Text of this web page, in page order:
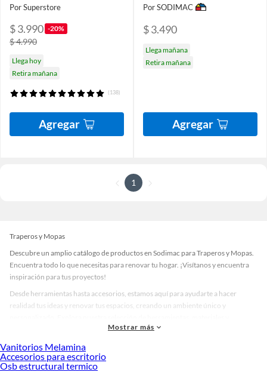
Por Superstore
$ 3.990 -20%
$ 4.990
Llega hoy
Retira mañana
(138)
Agregar
Por SODIMAC
$ 3.490
Llega mañana
Retira mañana
Agregar
1
Traperos y Mopas
Descubre un amplio catálogo de productos en Sodimac para Traperos y Mopas.
Encuentra todo lo que necesitas para renovar tu hogar. ¡Visítanos y encuentra
inspiración para tus proyectos!
Desde herramientas hasta accesorios, estamos aquí para ayudarte a hacer
realidad tus ideas y renovar tus espacios, creando un ambiente único y
accesorios de calidad que te ayudarán a crear un espacio más tú.
Desde remodelaciones hasta proyectos de decoración, estamos aquí para hacer
tus ideas realidad. ¡Visítanos y encuentra todo lo que tenemos para ofrecerte en
Traperos y Mopas!
Mostrar más
Vanitorios Melamina
Accesorios para escritorio
Osb estructural termico